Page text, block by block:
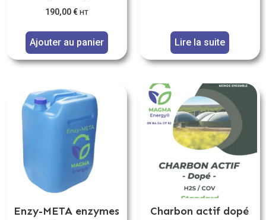
190,00€ HT
Ajouter au panier Lire la suite
Enzy-META enzymes
Charbon actif dopé